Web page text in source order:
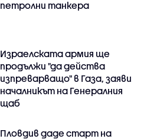
петролни танкера
Израелската армия ще
продължи "да действа
изпреварващо" в Газа, заяви
началникът на Генералния
щаб
Пловдив даде старт на